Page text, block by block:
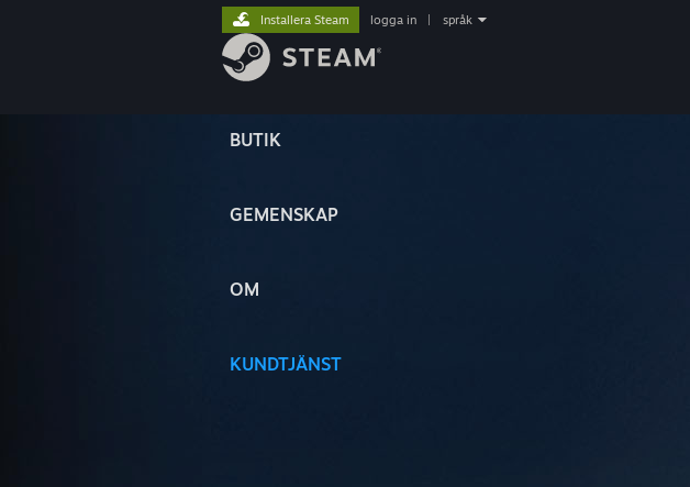
BUTIK
GEMENSKAP
OM
KUNDTJÄNST
Installera Steam logga in språk